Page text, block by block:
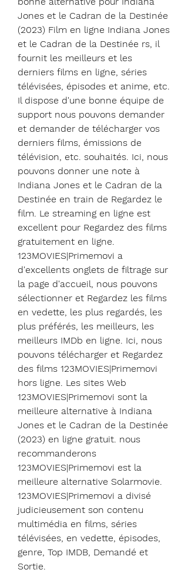
Jones et le Cadran de la Destinée
(2023) Film en ligne Indiana Jones
et le Cadran de la Destinée rs, il
fournit les meilleurs et les
derniers films en ligne, séries
télévisées, épisodes et anime, etc.
Il dispose d'une bonne équipe de
support nous pouvons demander
et demander de télécharger vos
derniers films, émissions de
télévision, etc. souhaités. Ici, nous
pouvons donner une note à
Indiana Jones et le Cadran de la
Destinée en train de Regardez le
film. Le streaming en ligne est
excellent pour Regardez des films
gratuitement en ligne.
123MOVIES|Primemovi a
d'excellents onglets de filtrage sur
la page d'accueil, nous pouvons
sélectionner et Regardez les films
en vedette, les plus regardés, les
plus préférés, les meilleurs, les
meilleurs IMDb en ligne. Ici, nous
pouvons télécharger et Regardez
des films 123MOVIES|Primemovi
hors ligne. Les sites Web
123MOVIES|Primemovi sont la
meilleure alternative à Indiana
Jones et le Cadran de la Destinée
(2023) en ligne gratuit. nous
recommanderons
123MOVIES|Primemovi est la
meilleure alternative Solarmovie.
123MOVIES|Primemovi a divisé
judicieusement son contenu
multimédia en films, séries
télévisées, en vedette, épisodes,
genre, Top IMDB, Demandé et
Sortie.